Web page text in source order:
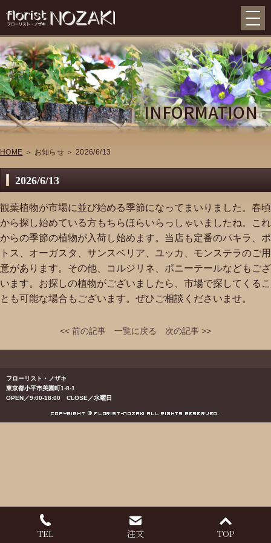
INFORMATION
HOME ＞ お知らせ ＞ 2026/6/13
2026/6/13
観葉植物が市場に並び始める季節になってまいりました。春頃
から探し始めている方もちらほらいらっしゃいましたね。これ
からの季節の植物が入荷し始めます。当店も定番のパキラ、ポ
トス、オーガスタ、サンスベリア、ユッカ、モンステラのご用
意があります。その他、コルジリネ、ポニーテールなどもござ
います。お探しの植物がございましたら、市場で探してくるこ
とも可能な場合もございます。ぜひご相談くださいませ。
<< 前の記事 一覧に戻る 次の記事 >>
TEL 注文 TOP
フローリスト・ノザキ
東京都小平市美園町1-8-1
OPEN／9:00-18:00 CLOSE／水曜日